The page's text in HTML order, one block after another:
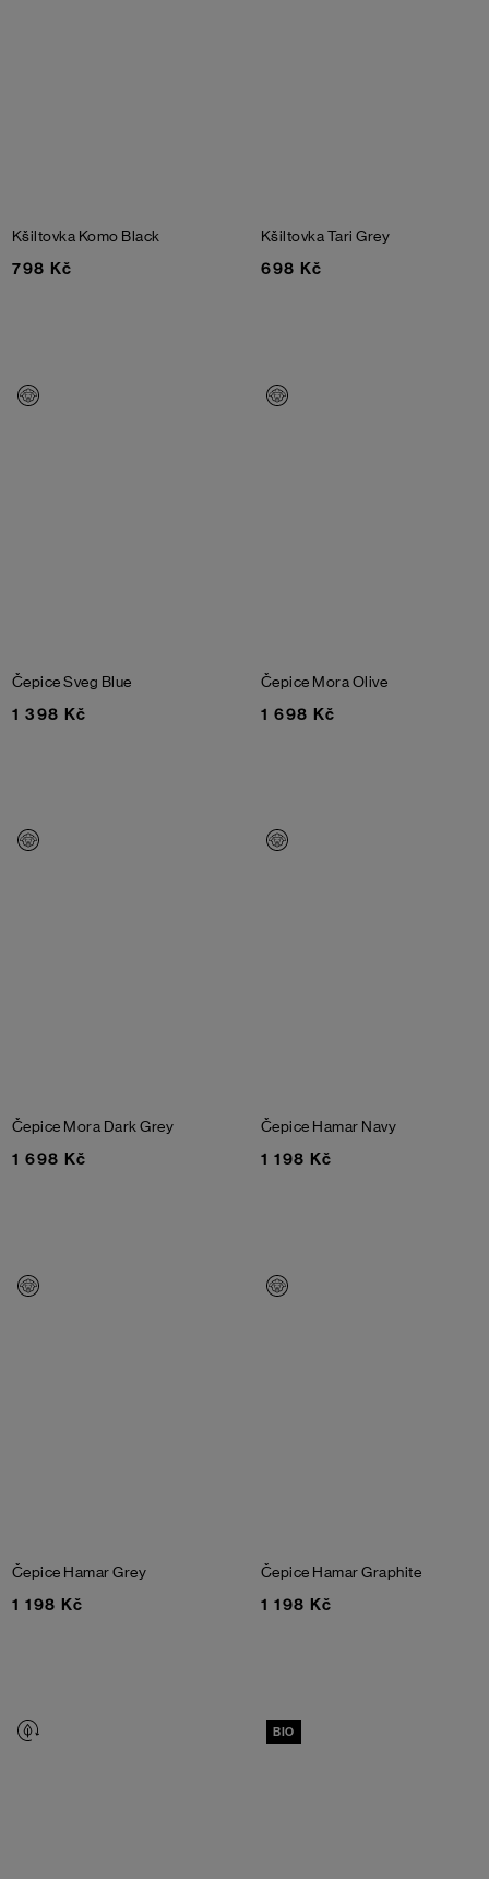
Kšiltovka Komo Black
798 Kč
Kšiltovka TariGrey
698 Kč
Čepice Sveg Blue
1 398 Kč
Čepice MoraOlive
1 698 Kč
Čepice Mora Dark Grey
1 698 Kč
Čepice Hamar Navy
1 198 Kč
Čepice HamarGrey
1 198 Kč
Čepice HamarGraphite
1 198 Kč
BIO